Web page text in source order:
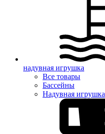
надувная игрушка
Все товары
Бассейны
Надувная игрушка